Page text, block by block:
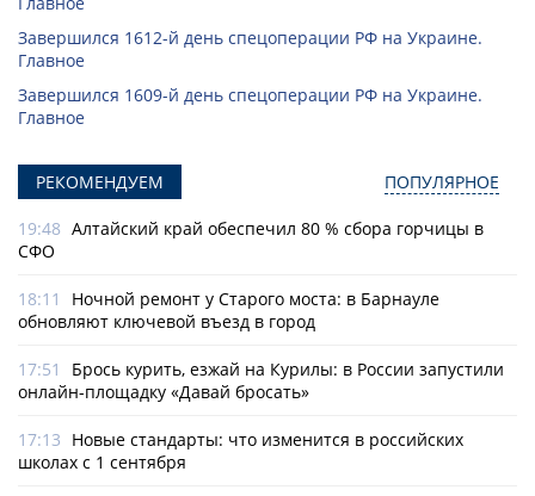
Завершился 1612-й день спецоперации РФ на Украине.
Главное
Завершился 1609-й день спецоперации РФ на Украине.
Главное
РЕКОМЕНДУЕМ ПОПУЛЯРНОЕ
19:48 Алтайский край обеспечил 80 % сбора горчицы в
СФО
18:11
Ночной ремонт у Старого моста: в Барнауле
обновляют ключевой въезд в город
17:51
Брось курить, езжай на Курилы: в России запустили
онлайн-­площадку «Давай бросать»
17:13 Новые стандарты: что изменится в российских
школах с 1 сентября